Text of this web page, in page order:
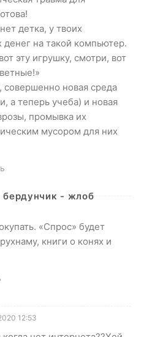
детка, у твоих
на такой компьютер.
эту игрушку, смотри, вот
совершенно новая среда
а теперь учеба) и новая
промывка их
мусором для них
- жлоб
«Спрос» будет
книги о конях и
12:53